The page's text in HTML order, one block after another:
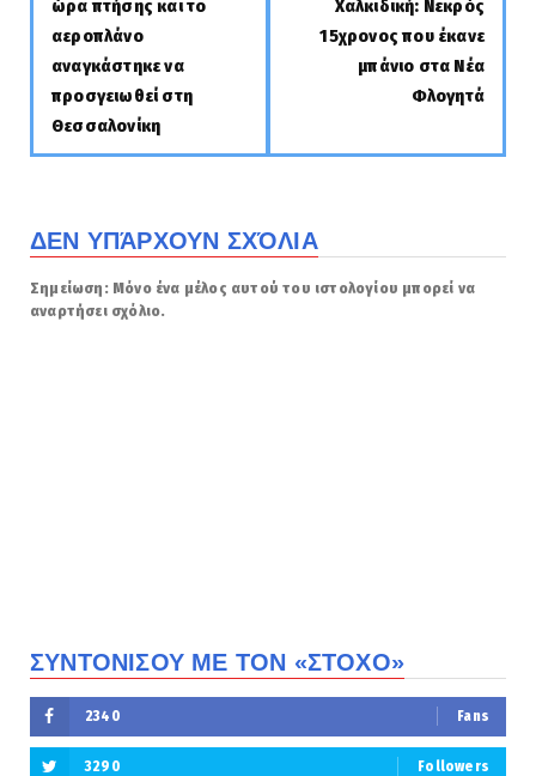
ώρα πτήσης και το
αεροπλάνο
αναγκάστηκε να
προσγειωθεί στη
Θεσσαλονίκη
Χαλκιδική: Νεκρός
15χρονος που έκανε
μπάνιο στα Νέα
Φλογητά
ΔΕΝ ΥΠΆΡΧΟΥΝ ΣΧΌΛΙΑ
Σημείωση: Μόνο ένα μέλος αυτού του ιστολογίου μπορεί να
αναρτήσει σχόλιο.
ΣΥΝΤΟΝΙΣΟΥ ΜΕ ΤΟΝ «ΣΤΟΧΟ»
2340 Fans
3290 Followers